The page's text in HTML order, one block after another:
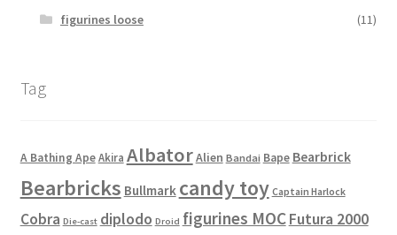
figurines loose
(11)
Tag
A Bathing Ape Akira AlbatorAlien Bandai Bape Bearbrick
Bearbricks Bullmark candy toy Captain Harlock
Cobra Die-cast diplodo Droid figurines MOCFutura 2000